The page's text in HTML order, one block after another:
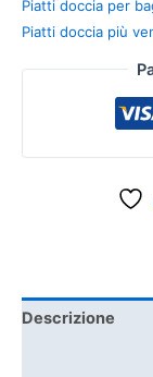
Piatti doccia per
Piatti doccia più
Descrizione